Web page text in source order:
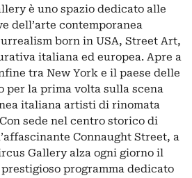
è uno spazio dedicato alle
dell’arte contemporanea
born in USA, Street Art,
italiana ed europea. Apre a
tra New York e il paese delle
per la prima volta sulla scena
italiana artisti di rinomata
sede nel centro storico di
Connaught Street, a
Gallery alza ogni giorno il
programma dedicato